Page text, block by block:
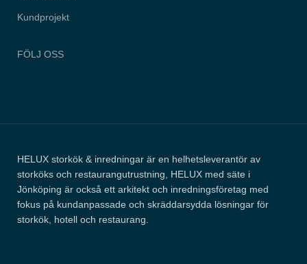
Kundprojekt
FÖLJ OSS
HELUX storkök & inredningar är en helhetsleverantör av
storköks och restaurangutrustning, HELUX med säte i
Jönköping är också ett arkitekt och inredningsföretag med
fokus på kundanpassade och skräddarsydda lösningar för
storkök, hotell och restaurang.